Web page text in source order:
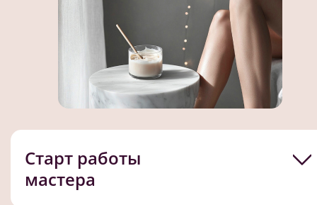
Старт работы
мастера